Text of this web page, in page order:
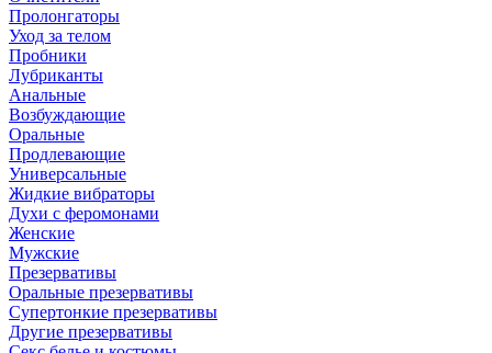
Пролонгаторы
Уход за телом
Пробники
Лубриканты
Анальные
Возбуждающие
Оральные
Продлевающие
Универсальные
Жидкие вибраторы
Духи с феромонами
Женские
Мужские
Презервативы
Оральные презервативы
Супертонкие презервативы
Другие презервативы